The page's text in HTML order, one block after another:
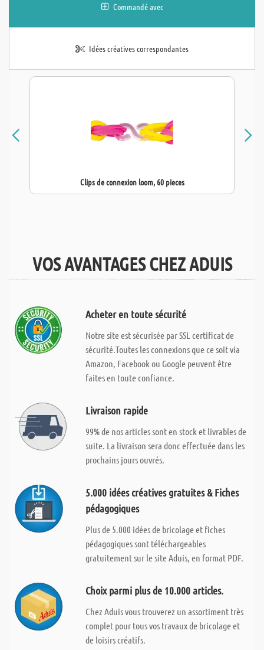
Commandé avec
Idées créatives correspondantes
Clips de connexion loom, 60 pieces
VOS AVANTAGES CHEZ ADUIS
Acheter en toute sécurité
Notre site est sécurisée par SSL certificat de
sécurité.Toutes les connexions que ce soit via
Amazon, Facebook ou Google peuvent être
faites en toute confiance.
Livraison rapide
99% de nos articles sont en stock et livrables de
suite. La livraison sera donc effectuée dans les
prochains jours ouvrés.
5.000 idées créatives gratuites & Fiches
pédagogiques
Plus de 5.000 idées de bricolage et fiches
pédagogiques sont téléchargeables
gratuitement sur le site Aduis, en format PDF.
Choix parmi plus de 10.000 articles.
Chez Aduis vous trouverez un assortiment très
complet pour tous vos travaux de bricolage et
de loisirs créatifs.